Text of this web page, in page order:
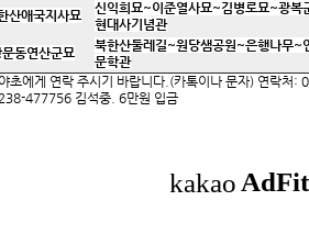
산애국지사묘 신익희묘~이준열사묘~김병로묘~광복
현대사기념관
동연산군묘 북한산둘레길~원당샘공원 ~은행나무~
문학관
초에게 연락 주시기 바랍니다.(카톡이나 문자) 연락처
477756 김석중. 6만원 입금